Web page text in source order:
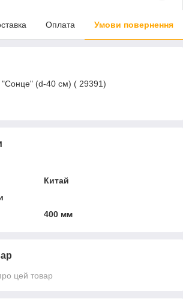
Оплата Умови повернення
"Сонце" (d-40 cм) ( 29391)
Китай
400 мм
цей товар